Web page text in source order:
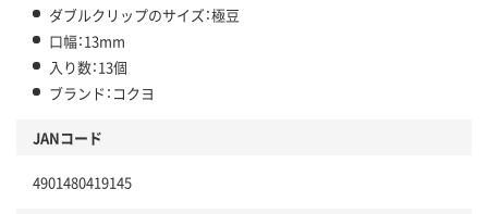
ダブルクリップのサイズ：極豆
口幅：13mm
入り数：13個
ブランド：コクヨ
JANコード
4901480419145